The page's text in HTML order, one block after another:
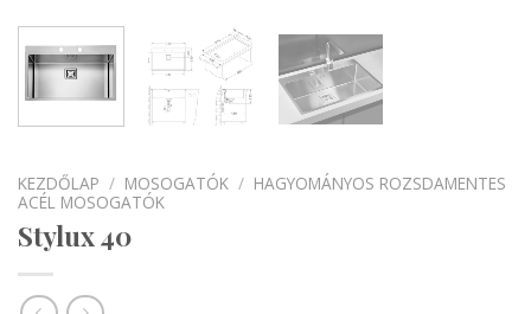
KEZDŐLAP / MOSOGATÓK / HAGYOMÁNYOS ROZSDAMENTES
ACÉL MOSOGATÓK
Stylux 40